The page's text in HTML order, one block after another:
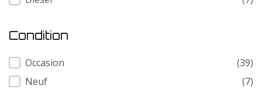
Condition
Condition
Occasion
(39)
Neuf
(7)